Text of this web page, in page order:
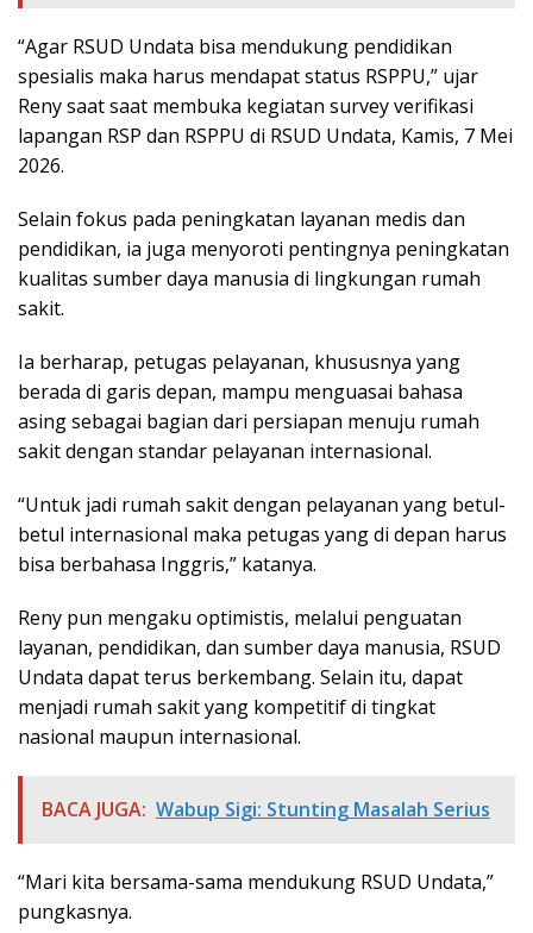
“Agar RSUD Undata bisa mendukung pendidikan
spesialis maka harus mendapat status RSPPU,” ujar
Reny saat saat membuka kegiatan survey verifikasi
lapangan RSP dan RSPPU di RSUD Undata, Kamis, 7 Mei
2026.
Selain fokus pada peningkatan layanan medis dan
pendidikan, ia juga menyoroti pentingnya peningkatan
kualitas sumber daya manusia di lingkungan rumah
sakit.
Ia berharap, petugas pelayanan, khususnya yang
berada di garis depan, mampu menguasai bahasa
asing sebagai bagian dari persiapan menuju rumah
sakit dengan standar pelayanan internasional.
“Untuk jadi rumah sakit dengan pelayanan yang betul-
betul internasional maka petugas yang di depan harus
bisa berbahasa Inggris,” katanya.
Reny pun mengaku optimistis, melalui penguatan
layanan, pendidikan, dan sumber daya manusia, RSUD
Undata dapat terus berkembang. Selain itu, dapat
menjadi rumah sakit yang kompetitif di tingkat
nasional maupun internasional.
BACA JUGA: Wabup Sigi: Stunting Masalah Serius
“Mari kita bersama-sama mendukung RSUD Undata,”
pungkasnya.